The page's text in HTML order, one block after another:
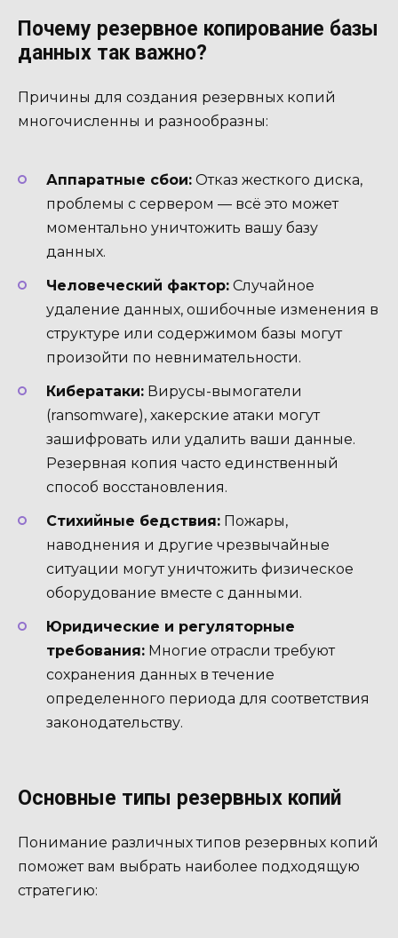
Почему резервное копирование базы
данных так важно?
Причины для создания резервных копий
многочисленны и разнообразны:
Аппаратные сбои: Отказ жесткого диска,
проблемы с сервером — всё это может
моментально уничтожить вашу базу
данных.
Человеческий фактор: Случайное
удаление данных, ошибочные изменения в
структуре или содержимом базы могут
произойти по невнимательности.
Кибератаки: Вирусы-вымогатели
(ransomware), хакерские атаки могут
зашифровать или удалить ваши данные.
Резервная копия часто единственный
способ восстановления.
Стихийные бедствия: Пожары,
наводнения и другие чрезвычайные
ситуации могут уничтожить физическое
оборудование вместе с данными.
Юридические и регуляторные
требования: Многие отрасли требуют
сохранения данных в течение
определенного периода для соответствия
законодательству.
Основные типы резервных копий
Понимание различных типов резервных копий
поможет вам выбрать наиболее подходящую
стратегию: